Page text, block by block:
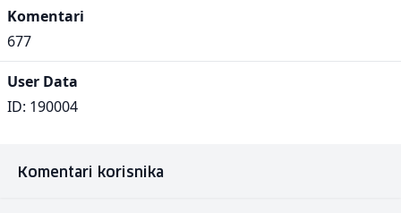
Komentari
677
User Data
ID: 190004
Komentari korisnika